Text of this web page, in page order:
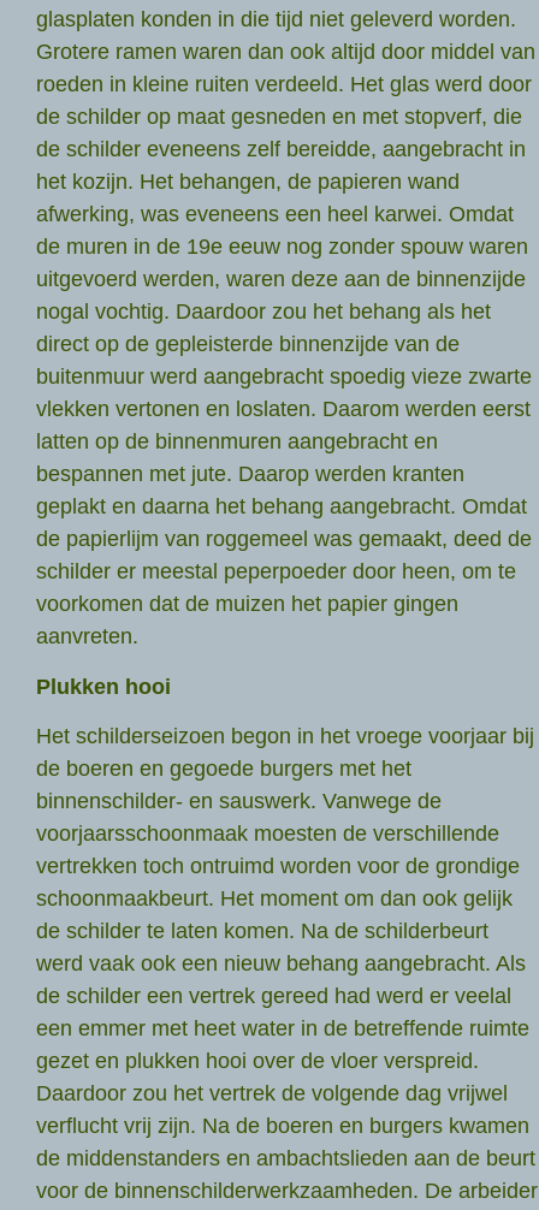
glasplaten konden in die tijd niet geleverd worden.
Grotere ramen waren dan ook altijd door middel van
roeden in kleine ruiten verdeeld. Het glas werd door
de schilder op maat gesneden en met stopverf, die
de schilder eveneens zelf bereidde, aangebracht in
het kozijn. Het behangen, de papieren wand
afwerking, was eveneens een heel karwei. Omdat
de muren in de 19e eeuw nog zonder spouw waren
uitgevoerd werden, waren deze aan de binnenzijde
nogal vochtig. Daardoor zou het behang als het
direct op de gepleisterde binnenzijde van de
buitenmuur werd aangebracht spoedig vieze zwarte
vlekken vertonen en loslaten. Daarom werden eerst
latten op de binnenmuren aangebracht en
bespannen met jute. Daarop werden kranten
geplakt en daarna het behang aangebracht. Omdat
de papierlijm van roggemeel was gemaakt, deed de
schilder er meestal peperpoeder door heen, om te
voorkomen dat de muizen het papier gingen
aanvreten.
Plukken hooi
Het schilderseizoen begon in het vroege voorjaar bij
de boeren en gegoede burgers met het
binnenschilder- en sauswerk. Vanwege de
voorjaarsschoonmaak moesten de verschillende
vertrekken toch ontruimd worden voor de grondige
schoonmaakbeurt. Het moment om dan ook gelijk
de schilder te laten komen. Na de schilderbeurt
werd vaak ook een nieuw behang aangebracht. Als
de schilder een vertrek gereed had werd er veelal
een emmer met heet water in de betreffende ruimte
gezet en plukken hooi over de vloer verspreid.
Daardoor zou het vertrek de volgende dag vrijwel
verflucht vrij zijn. Na de boeren en burgers kwamen
de middenstanders en ambachtslieden aan de beurt
voor de binnenschilderwerkzaamheden. De arbeider